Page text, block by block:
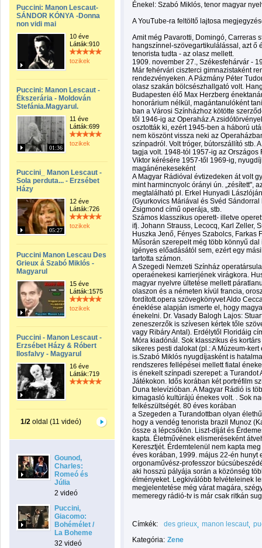
Puccini: Manon Lescaut-
SÁNDOR KÓNYA -Donna
non vidi mai
10 éve
Látták:910
tozikek
Puccini: Manon Lescaut -
Ékszerária - Moldován
Stefánia.Magyarul.
01:36
11 éve
Látták:699
tozikek
Puccini_ Manon Lescaut -
Sola perduta... - Erzsébet
Házy
05:27
12 éve
Látták:726
tozikek
Puccini Manon Lescau Des
Grieux á Szabó Miklós -
Magyarul
15 éve
Látták:1575
tozikek
Puccini - Manon Lescaut -
Erzsébet Házy & Róbert
Ilosfalvy - Magyarul
16 éve
Látták:719
1/2 oldal (11 videó)
Gounod,
Charles:
Romeó és
Júlia
2 videó
Puccini,
Giacomo:
Bohémélet /
La Boheme
32 videó
Énekel: Szabó Miklós, tenor magyar
A YouTube-ra feltöltő lajtosa
Amit még Pavarotti, Domingó, Carreras
hangszínnel-szövegartikulálással, azt ő
tenorista tudta - az olasz mellett.
1909. november 27., Székesfehárvár -
Már fehérvári ciszterci gimnazistaként
rendezvényeken. A Pázmány Péter
olasz szakán bölcsészhallgató volt.
Budapesten élő Max Herzberg
honorárium nélkül, magántanulóként
ban a Városi Színházhoz kötötte
től 1946-ig az Operaház.A
osztották ki, ezért 1945-ben a háború
nem köszönt vissza neki az
színpadról. Volt tróger, bútorszállító stb.
tagja volt. 1948-tól 1957-ig az
Viktor kérésére 1957-től 1969-ig,
magánénekeseként
A Magyar Rádióval évtizedeken át volt
mint harmincnyolc órányi ún. „zésített",
megtalálható pl. Erkel Hunyadi
(Gyurkovics Máriával és Svéd
Zsigmond című operája, stb.
Számos klasszikus operett- illetve
ifj. Johann Strauss, Lecocq, Karl Zeller,
Huszka Jenő, Fényes Szabolcs, Farkas
Műsorán szerepelt még több könnyű
igényes előadásától sem, ezért egy
tartotta számon.
A Szegedi Nemzeti Színház
operaénekesi karrierjének virágkora.
magyar nyelvre ültetése mellett
olaszon és a németen kívül francia,
fordított.opera szövegkönyvet Aldo
éneklése alapján ismerte el, hogy
énekelni. Dr. Vasady Balogh Lajos:
zeneszerzők is szívesen kértek tőle
vagy Ribáry Antal). Erdélytől Floridáig
Móra kiadónál. Sok klasszikus és
sikeres pesti dalokat (pl.: A Múzeum-
is.Szabó Miklós nyugdíjasként is
rendszeres fellépései mellett fiatal
is énekelt színpadi szerepet: a
Játékokon. Idős korában két portréfilm
Duna televízióban. A Magyar Rádió is
kimagasló kultúrájú énekes volt. . Sok
felkészültségét. 80 éves korában
a Szegeden a Turandottban olyan
hogy a vendég tenorista brazil Munoz
össze a lépcsőkön. Liszt-díját és
kapta. Életművének elismeréseként
Keresztjét. Érdemtelenül nem kapta
éves korában, 1999. május 22-én hunyt
orgonaművész-professzor
aki hosszú pályája során a közönség
élményeket. Legkiválóbb felvételeinek
megjelentetése még várat magára,
memeregy rádió-tv is már csak ritkán
Címkék: des grieux manon lescaut
Kategória: Zene